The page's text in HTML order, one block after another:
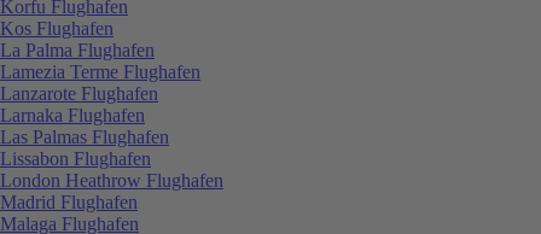
Korfu Flughafen
Kos Flughafen
La Palma Flughafen
Lamezia Terme Flughafen
Lanzarote Flughafen
Larnaka Flughafen
Las Palmas Flughafen
Lissabon Flughafen
London Heathrow Flughafen
Madrid Flughafen
Malaga Flughafen